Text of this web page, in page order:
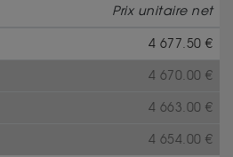
Prix unitaire net
4 677.50 €
4 670.00 €
4 663.00 €
4 654.00 €